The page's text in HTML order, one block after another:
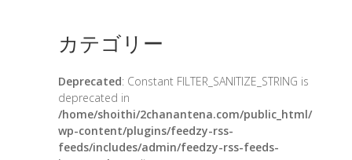
カテゴリー
Deprecated: Constant FILTER_SANITIZE_STRING is
deprecated in
/home/shoithi/2chanantena.com/public_html/
wp-content/plugins/feedzy-rss-
feeds/includes/admin/feedzy-rss-feeds-